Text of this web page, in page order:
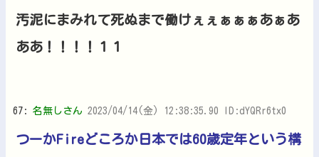
汚泥にまみれて死ぬまで働けぇぇぁぁぁあぁあ
ああ！！！！１１
67: 名無しさん 2023/04/14(金) 12:38:35.90 ID:dYQRr6tx0
つーかFireどころか日本では60歳定年という構